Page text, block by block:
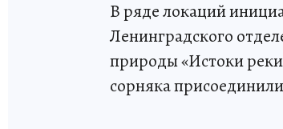
В ряде локаций
Ленинградского
природы «Истоки
сорняка